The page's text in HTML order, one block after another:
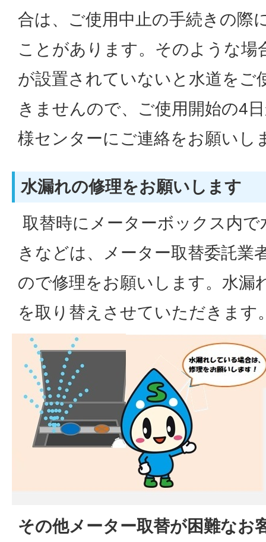
合は、ご使用中止の手続きの際
ことがあります。そのような場
が設置されていないと水道をご
きませんので、ご使用開始の4
様センターにご連絡をお願いし
水漏れの修理をお願いします
取替時にメーターボックス内
きなどは、メーター取替委託業
ので修理をお願いします。水漏
を取り替えさせていただきます
その他メーター取替が困難なお